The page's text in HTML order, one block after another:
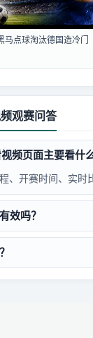
点球淘汰德国造冷门
观赛问答
频页面主要看什
、开赛时间、实时
效吗？